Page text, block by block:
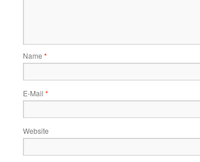
Name *
E-Mail *
Website